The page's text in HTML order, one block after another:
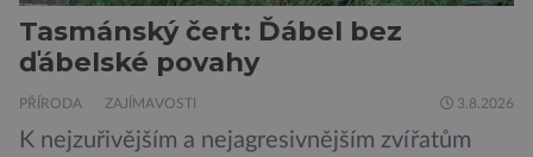
Tasmánský čert: Ďábel bez
ďábelské povahy
PŘÍRODA ZAJÍMAVOSTI 3.8.2026
K nejzuřivějším a nejagresivnějším zvířatům